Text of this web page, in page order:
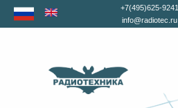
+7(495)625-9241
info@radiotec.ru